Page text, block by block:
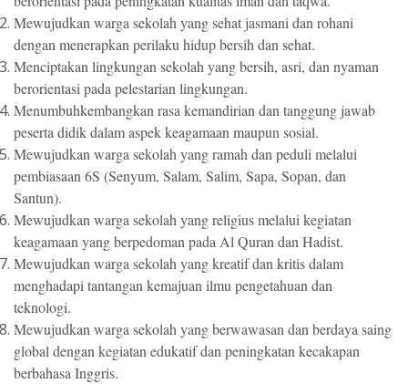
Mewujudkan warga sekolah yang sehat jasmani dan rohani
dengan menerapkan perilaku hidup bersih dan sehat.
Menciptakan lingkungan sekolah yang bersih, asri, dan nyaman
berorientasi pada pelestarian lingkungan.
Menumbuhkembangkan rasa kemandirian dan tanggung jawab
peserta didik dalam aspek keagamaan maupun sosial.
Mewujudkan warga sekolah yang ramah dan peduli melalui
pembiasaan 6S (Senyum, Salam, Salim, Sapa, Sopan, dan
Santun).
Mewujudkan warga sekolah yang religius melalui kegiatan
keagamaan yang berpedoman pada Al Quran dan Hadist.
Mewujudkan warga sekolah yang kreatif dan kritis dalam
menghadapi tantangan kemajuan ilmu pengetahuan dan
teknologi.
Mewujudkan warga sekolah yang berwawasan dan berdaya saing
global dengan kegiatan edukatif dan peningkatan kecakapan
berbahasa Inggris.